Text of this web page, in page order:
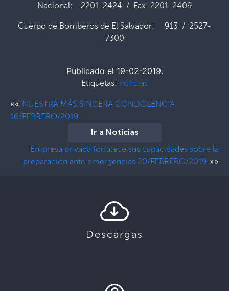
Nacional: 2201-2424 / Fax: 2201-2409
Cuerpo de Bomberos de El Salvador: 913 / 2527-
7300
Publicado el 19-02-2019.
Etiquetas: noticias
«« NUESTRA MÁS SINCERA CONDOLENCIA
16/FEBRERO/2019
Ir a Noticias
Empresa privada fortalece sus capacidades sobre la
preparación ante emergencias 20/FEBRERO/2019 »»
Descargas